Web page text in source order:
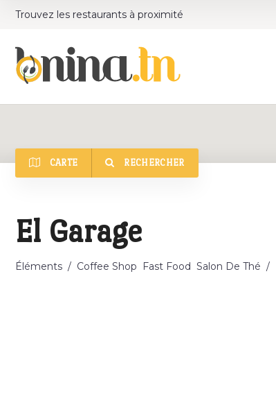
Trouvez les restaurants à proximité
CARTE RECHERCHER
El Garage
Éléments / Coffee Shop Fast Food Salon De Thé /